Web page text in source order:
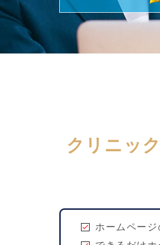
クリニッ
check ホームペー